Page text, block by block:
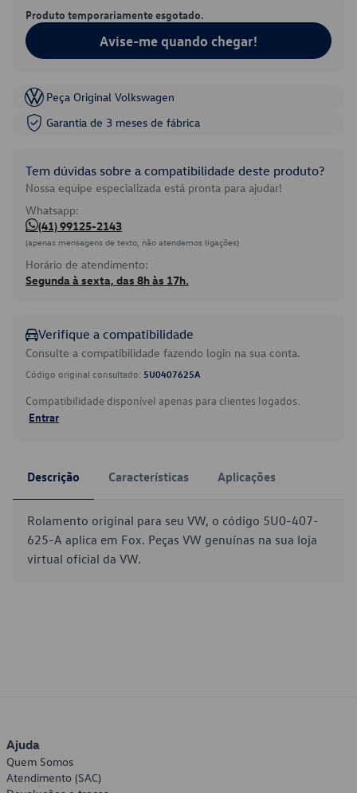
Produto temporariamente esgotado.
Avise-me quando chegar!
Peça Original Volkswagen
Garantia de 3 meses de fábrica
Tem dúvidas sobre a compatibilidade deste produto?
Nossa equipe especializada está pronta para ajudar!
Whatsapp:
(41) 99125-2143
(apenas mensagens de texto, não atendemos ligações)
Horário de atendimento:
Segunda à sexta, das 8h às 17h.
Verifique a compatibilidade
Consulte a compatibilidade fazendo login na sua conta.
Código original consultado: 5U0407625A
Compatibilidade disponível apenas para clientes logados.
Entrar
Descrição Características Aplicações
Rolamento original para seu VW, o código 5U0-407-
625-A aplica em Fox. Peças VW genuínas na sua loja
virtual oficial da VW.
Ajuda
Quem Somos
Atendimento (SAC)